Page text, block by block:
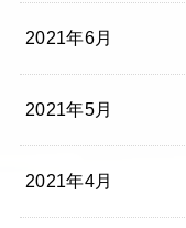
2021年6月
2021年5月
2021年4月